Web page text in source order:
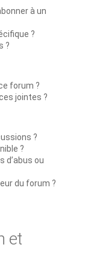
à un
?
?
forum ?
jointes ?
?
?
d’abus ou
du forum ?
et